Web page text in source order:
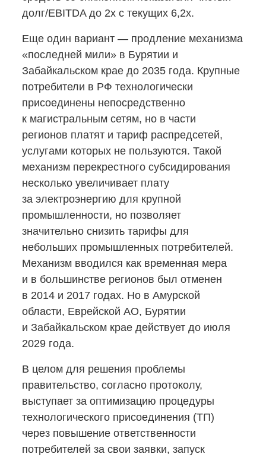
долг/EBITDA до 2х с текущих 6,2x.
Еще один вариант — продление механизма
«последней мили» в Бурятии и
Забайкальском крае до 2035 года. Крупные
потребители в РФ технологически
присоединены непосредственно
к магистральным сетям, но в части
регионов платят и тариф распредсетей,
услугами которых не пользуются. Такой
механизм перекрестного субсидирования
несколько увеличивает плату
за электроэнергию для крупной
промышленности, но позволяет
значительно снизить тарифы для
небольших промышленных потребителей.
Механизм вводился как временная мера
и в большинстве регионов был отменен
в 2014 и 2017 годах. Но в Амурской
области, Еврейской АО, Бурятии
и Забайкальском крае действует до июля
2029 года.
В целом для решения проблемы
правительство, согласно протоколу,
выступает за оптимизацию процедуры
технологического присоединения (ТП)
через повышение ответственности
потребителей за свои заявки, запуск